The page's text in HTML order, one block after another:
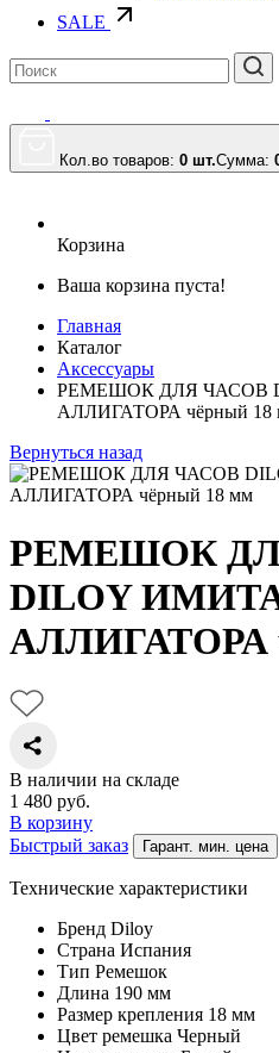
SALE
Кол.во товаров: 0 шт.Сумма:
Корзина
Ваша корзина пуста!
Главная
Каталог
Аксессуары
РЕМЕШОК ДЛЯ ЧАСОВ
АЛЛИГАТОРА чёрный 18
Вернуться назад
РЕМЕШОК
DILOY
АЛЛИГАТОРА
В наличии на складе
1 480 руб.
В корзину
Быстрый заказ
Гарант. мин. цена
Технические характеристики
Бренд Diloy
Страна Испания
Тип Ремешок
Длина 190 мм
Размер крепления 18 мм
Цвет ремешка Черный